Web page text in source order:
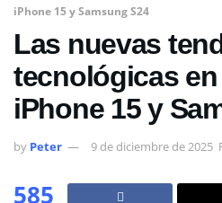
iPhone 15 y Samsung S24
Las nuevas
tecnológicas en
iPhone 15 y
by Peter 9 de diciembre de 2025
585